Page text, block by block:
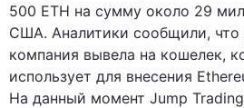
500 ETH на сумму около 29
США. Аналитики сообщили, что
компания вывела на кошелек,
использует для внесения
На данный момент Jump